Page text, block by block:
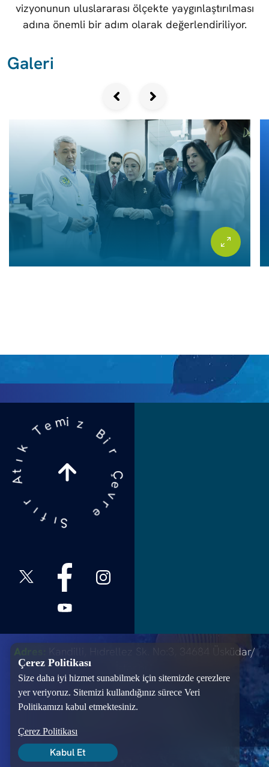
vizyonunun uluslararası ölçekte yaygınlaştırılması
adına önemli bir adım olarak değerlendiriliyor.
Galeri
f
ı
r
A
ı
T e
m
i z B i
r
Ç
v
r
e
Adres:
Kandilli, Hıdrellez Sk. No:3, 34684 Üsküdar/
T:+90 216 651 20 00
Çerez Politikası
Size daha iyi hizmet sunabilmek için sitemizde çerezlere
yer veriyoruz. Sitemizi kullandığınız sürece Veri
Politikamızı kabul etmektesiniz.
Çerez Politikası
Kabul Et